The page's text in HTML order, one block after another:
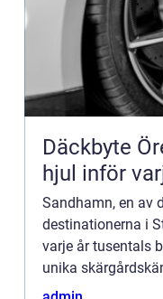
Däckbyte Örebro så får
hjul inför
Sandhamn, en av
destinationerna i
varje år tusentals
unika
bykärna, vackra s...